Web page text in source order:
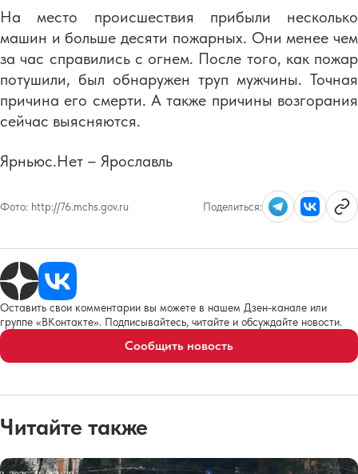
На место происшествия прибыли несколько
машин и больше десяти пожарных. Они менее чем
за час справились с огнем. После того, как пожар
потушили, был обнаружен труп мужчины. Точная
причина его смерти. А также причины возгорания
сейчас выясняются.
Ярньюс.Нет – Ярославль
Фото: http://76.mchs.gov.ru Поделиться:
Оставить свои комментарии вы можете в нашем Дзен-канале или
группе «ВКонтакте». Подписывайтесь, читайте и обсуждайте новости.
Сообщить новость
Читайте также